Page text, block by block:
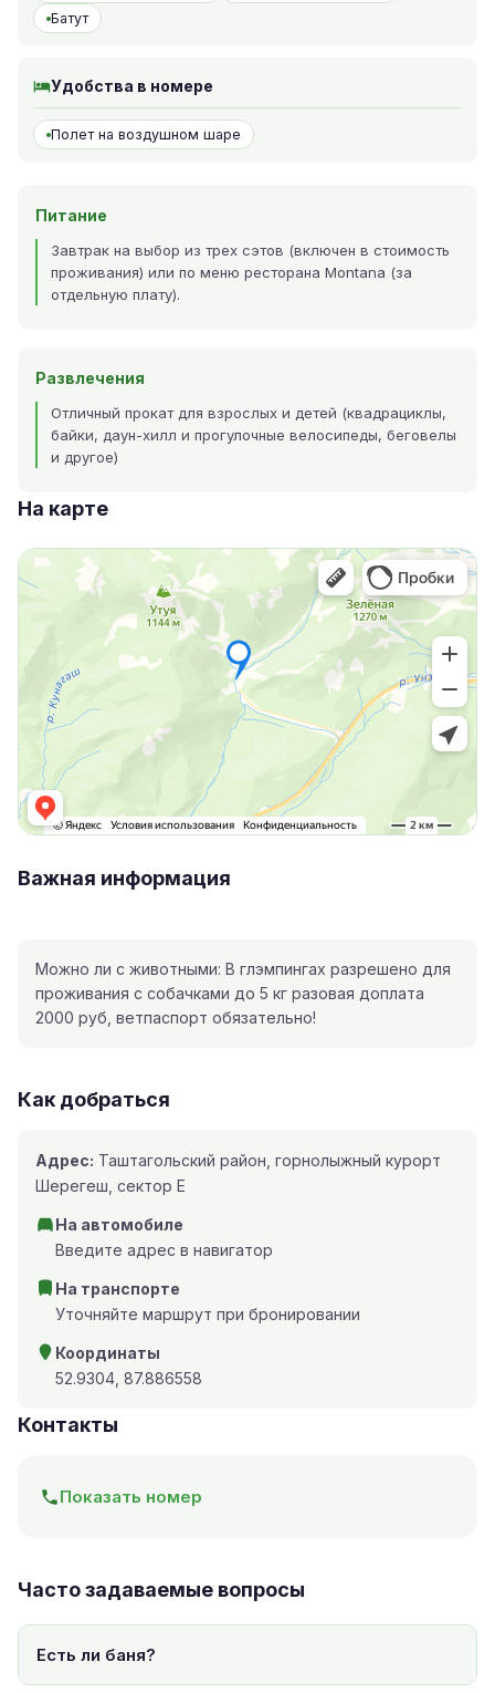
Батут
Удобства в номере
Полет на воздушном шаре
Питание
Завтрак на выбор из трех сэтов (включен в стоимость
проживания) или по меню ресторана Montana (за
отдельную плату).
Развлечения
Отличный прокат для взрослых и детей (квадрациклы,
байки, даун-хилл и прогулочные велосипеды, беговелы
и другое)
На карте
Важная информация
Можно ли с животными: В глэмпингах разрешено для
проживания с собачками до 5 кг разовая доплата
2000 руб, ветпаспорт обязательно!
Как добраться
Адрес: Таштагольский район, горнолыжный курорт
Шерегеш, сектор Е
На автомобиле
Введите адрес в навигатор
На транспорте
Уточняйте маршрут при бронировании
Координаты
52.9304, 87.886558
Контакты
Показать номер
Часто задаваемые вопросы
Есть ли баня?